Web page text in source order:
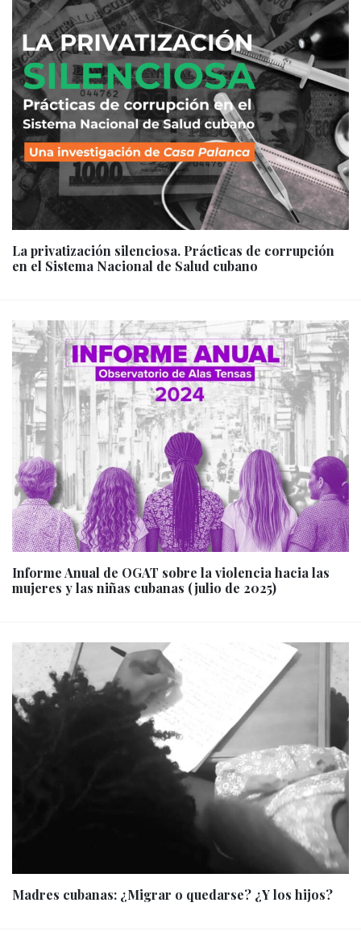
La privatización silenciosa. Prácticas de corrupción
en el Sistema Nacional de Salud cubano
Informe Anual de OGAT sobre la violencia hacia las
mujeres y las niñas cubanas (julio de 2025)
Madres cubanas: ¿Migrar o quedarse? ¿Y los hijos?